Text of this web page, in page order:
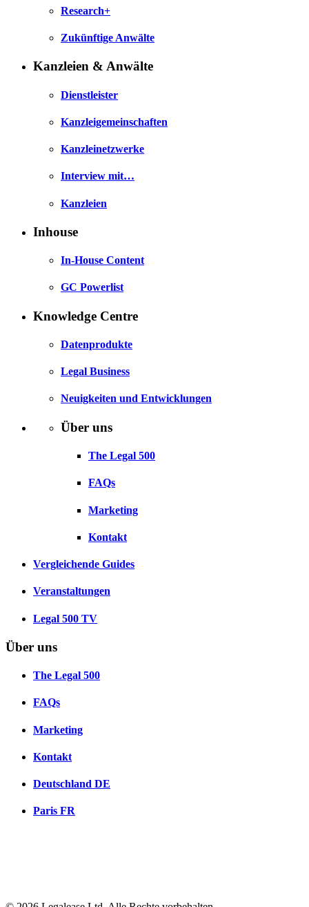
Research+
Zukünftige Anwälte
Kanzleien & Anwälte
Dienstleister
Kanzleigemeinschaften
Kanzleinetzwerke
Interview mit…
Kanzleien
Inhouse
In-House Content
GC Powerlist
Knowledge Centre
Datenprodukte
Legal Business
Neuigkeiten und Entwicklungen
Über uns
The Legal 500
FAQs
Marketing
Kontakt
Vergleichende Guides
Veranstaltungen
Legal 500 TV
Über uns
The Legal 500
FAQs
Marketing
Kontakt
Deutschland DE
Paris FR